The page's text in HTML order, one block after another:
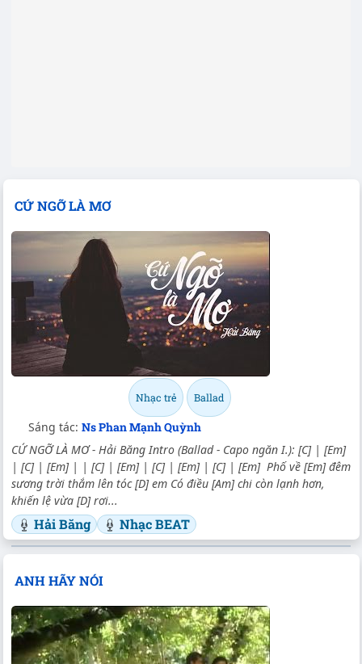
CỨ NGỠ LÀ MƠ
Nhạc trẻ Ballad
Sáng tác: Ns Phan Mạnh Quỳnh
CỨ NGỠ LÀ MƠ - Hải Băng Intro (Ballad - Capo ngăn I.): [C] | [Em]
| [C] | [Em] | | [C] | [Em] | [C] | [Em] | [C] | [Em] Phố về [Em] đêm
sương trời thắm lên tóc [D] em Có điều [Am] chi còn lạnh hơn,
khiến lệ vừa [D] rơi...
Hải Băng Nhạc BEAT
ANH HÃY NÓI